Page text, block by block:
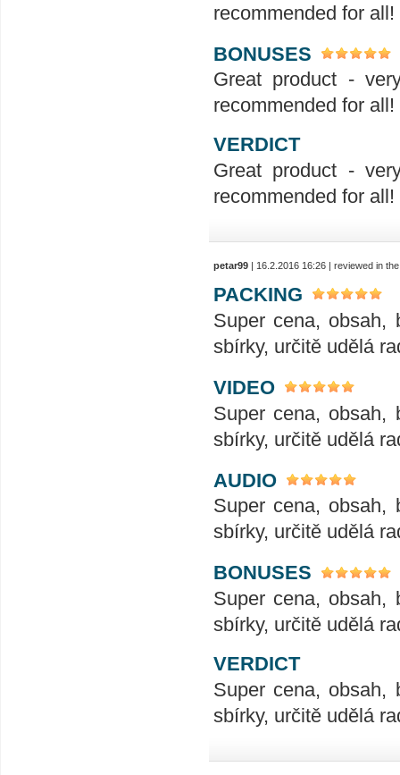
recommended for
BONUSES
Great product -
recommended for
VERDICT
Great product -
recommended for
petar99 | 16.2.2016 16:26 | reviewed in
PACKING
Super cena, obsah,
sbírky, určitě udělá
VIDEO
Super cena, obsah,
sbírky, určitě udělá
AUDIO
Super cena, obsah,
sbírky, určitě udělá
BONUSES
Super cena, obsah,
sbírky, určitě udělá
VERDICT
Super cena, obsah,
sbírky, určitě udělá